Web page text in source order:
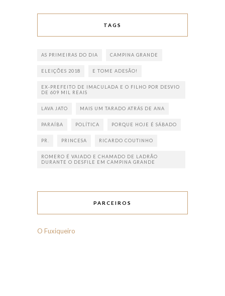
TAGS
AS PRIMEIRAS DO DIA CAMPINA GRANDE
ELEIÇÕES 2018 E TOME ADESÃO!
EX-PREFEITO DE IMACULADA E O FILHO POR DESVIO
DE 609 MIL REAIS
LAVA JATO MAIS UM TARADO ATRÁS DE ANA
PARAÍBA POLÍTICA PORQUE HOJE É SÁBADO
PR. PRINCESA RICARDO COUTINHO
ROMERO É VAIADO E CHAMADO DE LADRÃO
DURANTE O DESFILE EM CAMPINA GRANDE
PARCEIROS
O Fuxiqueiro